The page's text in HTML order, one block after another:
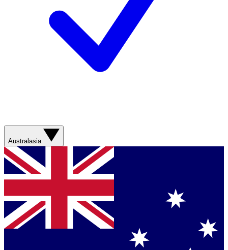
Australasia